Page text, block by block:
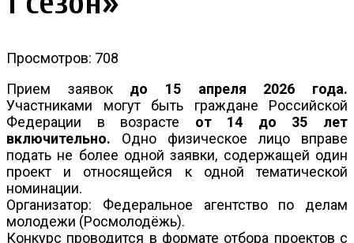
Просмотров: 708
Прием заявок до 15 апреля 2026 года.
Участниками могут быть граждане Российской
Федерации в возрасте от 14 до 35 лет
включительно. Одно физическое лицо вправе
подать не более одной заявки, содержащей один
проект и относящейся к одной тематической
номинации.
Организатор: Федеральное агентство по делам
молодежи (Росмолодёжь).
Конкурс проводится в формате отбора проектов с